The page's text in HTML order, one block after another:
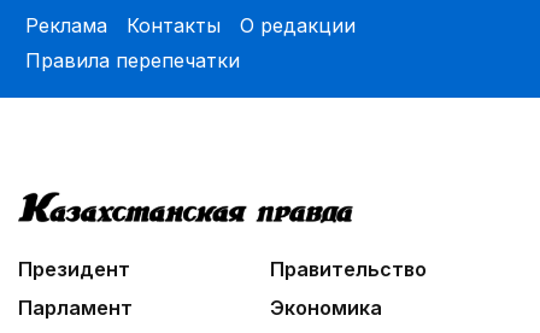
Реклама Контакты
О редакции
Правила перепечатки
Президент
Правительство
Парламент
Экономика